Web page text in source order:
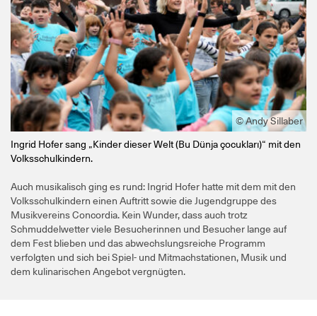
© Andy Sillaber
Ingrid Hofer sang „Kinder dieser Welt (Bu Dünja çocukları)“ mit den
Volksschulkindern.
Auch musikalisch ging es rund: Ingrid Hofer hatte mit dem mit den
Volksschulkindern einen Auftritt sowie die Jugendgruppe des
Musikvereins Concordia. Kein Wunder, dass auch trotz
Schmuddelwetter viele Besucherinnen und Besucher lange auf
dem Fest blieben und das abwechslungsreiche Programm
verfolgten und sich bei Spiel- und Mitmachstationen, Musik und
dem kulinarischen Angebot vergnügten.